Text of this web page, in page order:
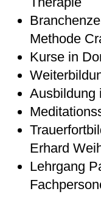
Methode
Kurse in
Ausbildung
Erhard
Lehrgang